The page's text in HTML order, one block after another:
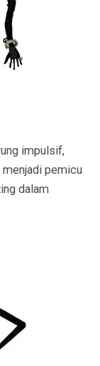
impulsif,
menjadi pemicu
dalam